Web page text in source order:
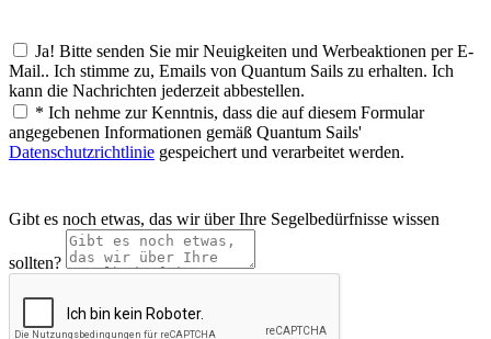
Ja! Bitte senden Sie mir Neuigkeiten und Werbeaktionen per E-
Mail.. Ich stimme zu, Emails von Quantum Sails zu erhalten. Ich
kann die Nachrichten jederzeit abbestellen.
* Ich nehme zur Kenntnis, dass die auf diesem Formular
angegebenen Informationen gemäß Quantum Sails'
Datenschutzrichtlinie gespeichert und verarbeitet werden.
Gibt es noch etwas, das wir über Ihre Segelbedürfnisse wissen
sollten?